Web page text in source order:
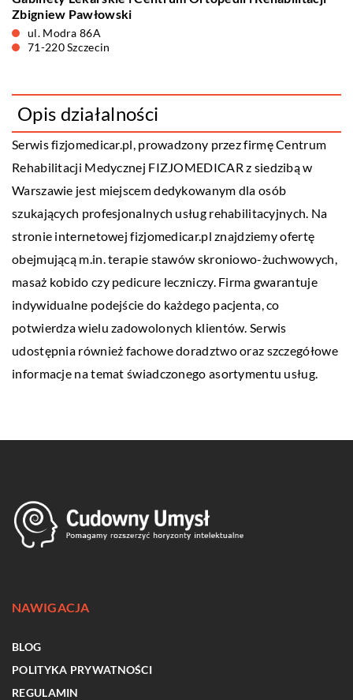
Zbigniew Pawłowski
ul. Modra 86A
71-220 Szczecin
Opis działalności
Serwisfizjomedicar.pl, prowadzony przez firmę Centrum
Rehabilitacji Medycznej FIZJOMEDICAR z siedzibą w
Warszawie jest miejscem dedykowanym dla osób
szukających profesjonalnych usług rehabilitacyjnych. Na
stronie internetowej fizjomedicar.pl znajdziemy ofertę
obejmującą m.in. terapie stawów skroniowo-żuchwowych,
masaż kobido czy pedicure leczniczy. Firma gwarantuje
indywidualne podejście do każdego pacjenta, co
potwierdza wielu zadowolonych klientów. Serwis
udostępnia również fachowe doradztwo oraz szczegółowe
informacje na temat świadczonego asortymentu usług.
NAWIGACJA
BLOG
POLITYKA PRYWATNOŚCI
REGULAMIN